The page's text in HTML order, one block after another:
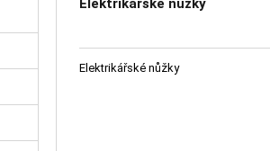
Elektrikářské nůžky
Elektrikářské nůžky